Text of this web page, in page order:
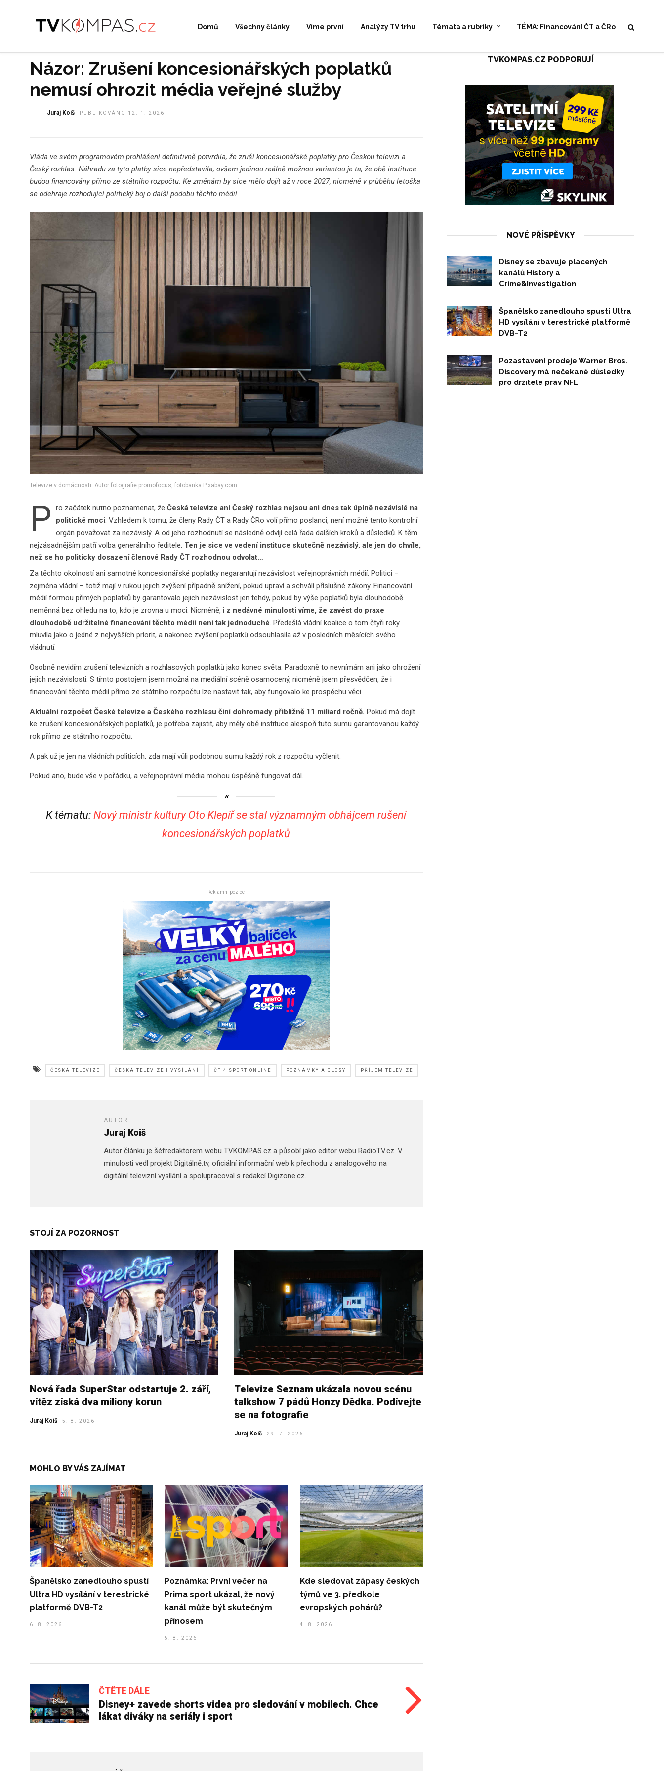
Domů Všechny články Víme první Analýzy TV trhu Témata a rubriky TÉMA: Financování ČT a ČRo
Názor: Zrušení koncesionářských poplatků
nemusí ohrozit média veřejné služby
Juraj Koiš PUBLIKOVÁNO 12. 1. 2026
Vláda ve svém programovém prohlášení definitivně potvrdila, že zruší koncesionářské poplatky pro Českou televizi a
Český rozhlas. Náhradu za tyto platby sice nepředstavila, ovšem jedinou reálně možnou variantou je ta, že obě instituce
budou financovány přímo ze státního rozpočtu. Ke změnám by sice mělo dojít až v roce 2027, nicméně v průběhu letoška
se odehraje rozhodující politický boj o další podobu těchto médií.
Televize v domácnosti. Autor fotografie promofocus, fotobanka Pixabay.com
P ro začátek nutno poznamenat, že Česká televize ani Český rozhlas nejsou ani dnes tak úplně nezávislé na
politické moci. Vzhledem k tomu, že členy Rady ČT a Rady ČRo volí přímo poslanci, není možné tento kontrolní
orgán považovat za nezávislý. A od jeho rozhodnutí se následně odvíjí celá řada dalších kroků a důsledků. K těm
nejzásadnějším patří volba generálního ředitele. Ten je sice ve vedení instituce skutečně nezávislý, ale jen do chvíle,
než se ho politicky dosazení členové Rady ČT rozhodnou odvolat…
Za těchto okolností ani samotné koncesionářské poplatky negarantují nezávislost veřejnoprávních médií. Politici –
zejména vládní – totiž mají v rukou jejich zvýšení případně snížení, pokud upraví a schválí příslušné zákony. Financování
médií formou přímých poplatků by garantovalo jejich nezávislost jen tehdy, pokud by výše poplatků byla dlouhodobě
neměnná bez ohledu na to, kdo je zrovna u moci. Nicméně, i z nedávné minulosti víme, že zavést do praxe
dlouhodobě udržitelné financování těchto médií není tak jednoduché. Předešlá vládní koalice o tom čtyři roky
mluvila jako o jedné z nejvyšších priorit, a nakonec zvýšení poplatků odsouhlasila až v posledních měsících svého
vládnutí.
Osobně nevidím zrušení televizních a rozhlasových poplatků jako konec světa. Paradoxně to nevnímám ani jako ohrožení
jejich nezávislosti. S tímto postojem jsem možná na mediální scéně osamocený, nicméně jsem přesvědčen, že i
financování těchto médií přímo ze státního rozpočtu lze nastavit tak, aby fungovalo ke prospěchu věci.
Aktuální rozpočet České televize a Českého rozhlasu činí dohromady přibližně 11 miliard ročně. Pokud má dojít
ke zrušení koncesionářských poplatků, je potřeba zajistit, aby měly obě instituce alespoň tuto sumu garantovanou každý
rok přímo ze státního rozpočtu.
A pak už je jen na vládních politicích, zda mají vůli podobnou sumu každý rok z rozpočtu vyčlenit.
Pokud ano, bude vše v pořádku, a veřejnoprávní média mohou úspěšně fungovat dál.
K tématu: Nový ministr kultury Oto Klepíř se stal významným obhájcem rušení
koncesionářských poplatků
- Reklamní pozice -
ČESKÁ TELEVIZE ČESKÁ TELEVIZE I VYSÍLÁNÍ ČT 4 SPORT ONLINE POZNÁMKY A GLOSY PŘÍJEM TELEVIZE
AUTOR
Juraj Koiš
Autor článku je šéfredaktorem webu TVKOMPAS.cz a působí jako editor webu RadioTV.cz. V
minulosti vedl projekt Digitálně.tv, oficiální informační web k přechodu z analogového na
digitální televizní vysílání a spolupracoval s redakcí Digizone.cz.
STOJÍ ZA POZORNOST
Nová řada SuperStar odstartuje 2. září,
vítěz získá dva miliony korun
Juraj Koiš 5. 8. 2026
Televize Seznam ukázala novou scénu
talkshow 7 pádů Honzy Dědka. Podívejte
se na fotografie
Juraj Koiš 29. 7. 2026
MOHLO BY VÁS ZAJÍMAT
Španělsko zanedlouho spustí
Ultra HD vysílání v terestrické
platformě DVB-T2
6. 8. 2026
Poznámka: První večer na
Prima sport ukázal, že nový
kanál může být skutečným
přínosem
5. 8. 2026
Kde sledovat zápasy českých
týmů ve 3. předkole
evropských pohárů?
4. 8. 2026
ČTĚTE DÁLE
Disney+ zavede shorts videa pro sledování v mobilech. Chce
lákat diváky na seriály i sport
TVKOMPAS.CZ PODPORUJÍ
NOVÉ PŘÍSPĚVKY
Disney se zbavuje placených
kanálů History a
Crime&Investigation
Španělsko zanedlouho spustí Ultra
HD vysílání v terestrické platformě
DVB-T2
Pozastavení prodeje Warner Bros.
Discovery má nečekané důsledky
pro držitele práv NFL